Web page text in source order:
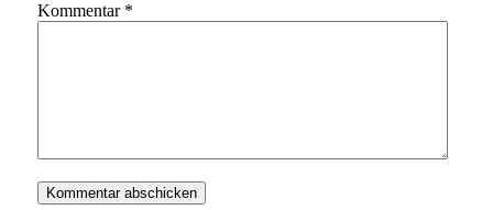
Kommentar *